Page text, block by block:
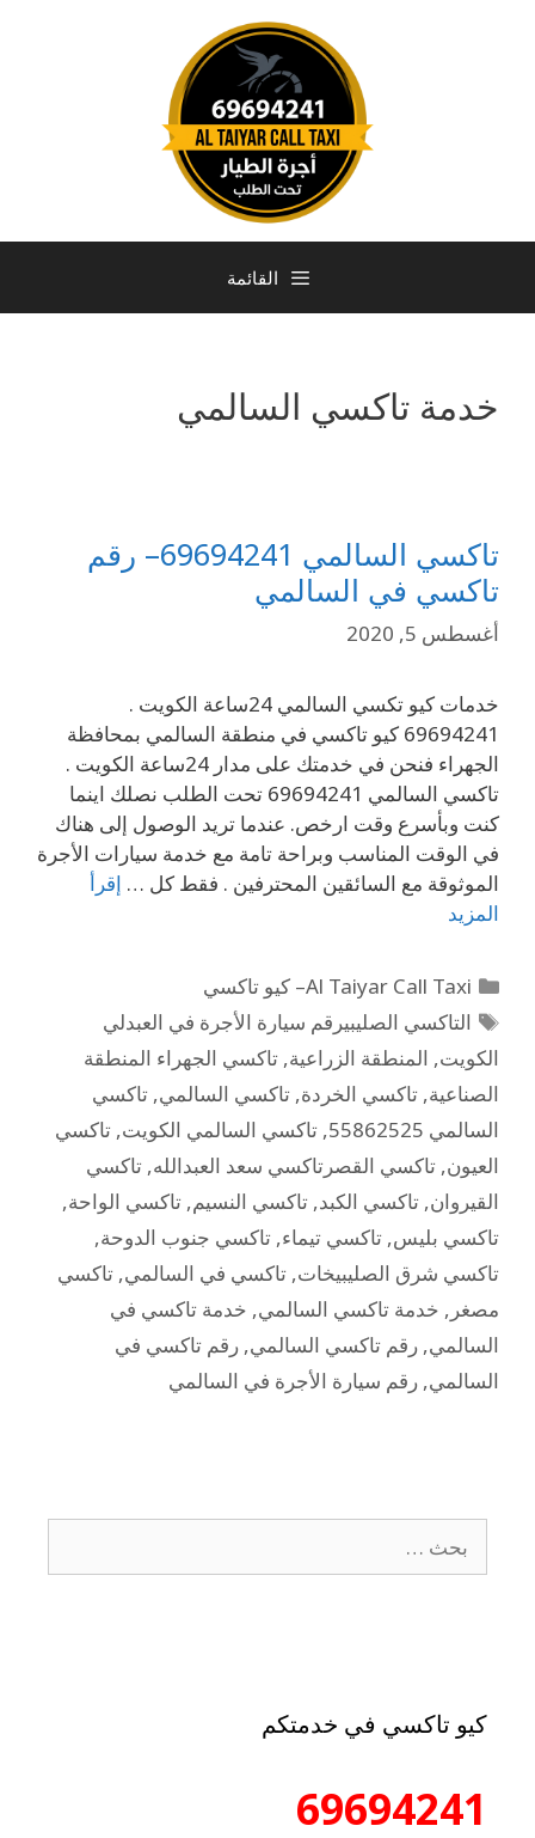
القائمة
خدمة تاكسي السالمي
تاكسي السالمي 69694241– رقم
تاكسي في السالمي
أغسطس 5, 2020
خدمات كيو تكسي السالمي 24ساعة الكويت .
69694241 كيو تاكسي في منطقة السالمي بمحافظة
الجهراء فنحن في خدمتك على مدار 24ساعة الكويت .
تاكسي السالمي 69694241 تحت الطلب نصلك اينما
كنت وبأسرع وقت ارخص. عندما تريد الوصول إلى هناك
في الوقت المناسب وبراحة تامة مع خدمة سيارات الأجرة
الموثوقة مع السائقين المحترفين . فقط كل … إقرأ
المزيد
Al Taiyar Call Taxi– كيو تاكسي
التاكسي الصليبيرقم سيارة الأجرة في العبدلي
الكويت, المنطقة الزراعية, تاكسي الجهراء المنطقة
الصناعية, تاكسي الخردة, تاكسي السالمي, تاكسي
السالمي 55862525
, تاكسي السالمي الكويت, تاكسي
العيون, تاكسي القصرتاكسي سعد العبدالله, تاكسي
القيروان, تاكسي الكبد, تاكسي النسيم, تاكسي الواحة,
تاكسي بليس, تاكسي تيماء, تاكسي جنوب الدوحة,
تاكسي شرق الصليبيخات, تاكسي في السالمي, تاكسي
مصغر , خدمة تاكسي السالمي, خدمة تاكسي في
السالمي, رقم تاكسي السالمي, رقم تاكسي في
السالمي, رقم سيارة الأجرة في السالمي
كيو تاكسي في خدمتكم
69694241